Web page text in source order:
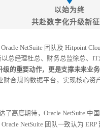
以始为终
共赴数字化升级新
NetSuite 团队及 Hitpoint
总经理杜总、财务总监徐总、
级的重要动作，更是支撑未来业
财合规的数据平台，实现核心
了高度期待，Oracle NetSuite
NetSuite 团队一致认为